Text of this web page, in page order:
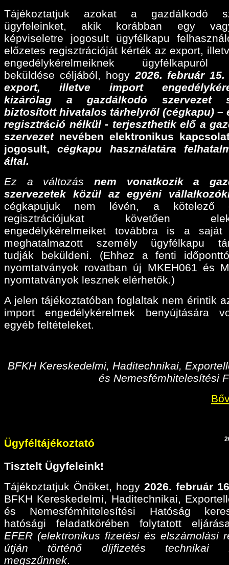
Tájékoztatjuk azokat a gazdálkodó
ügyfeleinket, akik korábban egy
képviseletre jogosult ügyfélkapu
előzetes regisztrációját kérték az export,
engedélykérelmeiknek ügyfélkapuról
beküldése céljából, hogy 2026. február
export, illetve import
kizárólag a gazdálkodó szervezet
biztosított hivatalos tárhelyről (cégkapu) –
regisztráció nélkül - terjeszthetik elő a
szervezet nevében elektronikus
jogosult, cégkapu használatára
által.
Ez a változás nem vonatkozik a
szervezetek közül az egyéni
cégkapujuk nem lévén, a kötelező
regisztrációjukat követően
engedélykérelmeiket továbbra is a
meghatalmazott személy ügyfélkapu
tudják beküldeni. (Ehhez a fenti
nyomtatványok rovatban új MKEH061 és
nyomtatványok lesznek elérhetők.)
A jelen tájékoztatóban foglaltak nem érintik
import engedélykérelmek benyújtására
egyéb feltételeket.
BFKH Kereskedelmi, Haditechnikai,
és Nemesfémhitelesítési
Ügyféltájékoztató
Tisztelt Ügyfeleink!
Tájékoztatjuk Önöket, hogy 2026. február
BFKH Kereskedelmi, Haditechnikai,
és Nemesfémhitelesítési Hatóság
hatósági feladatkörében folytatott
EFER (elektronikus fizetési és elszámolási
útján történő díjfizetés technikai
megszűnnek.